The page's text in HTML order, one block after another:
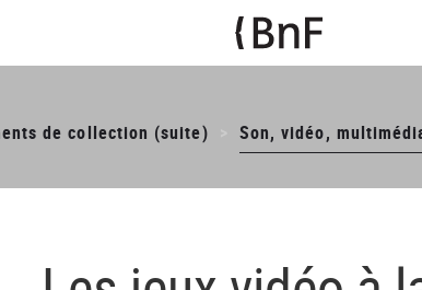
de collection (suite) Son, vidéo,